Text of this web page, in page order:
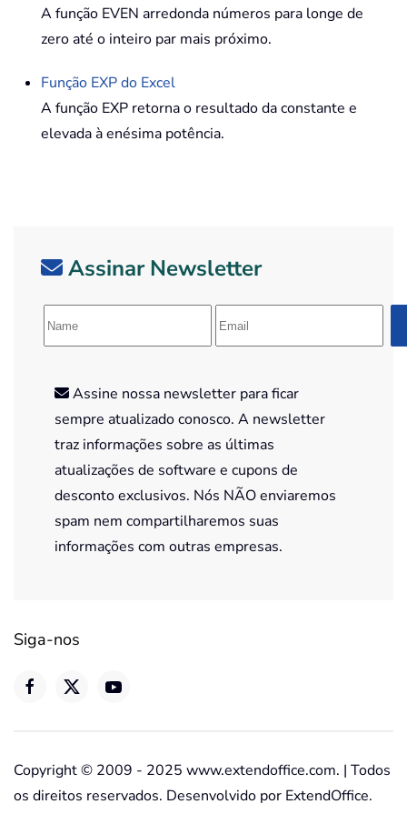
A função EVEN arredonda números para longe de
zero até o inteiro par mais próximo.
Função EXPdo Excel
A função EXP retorna o resultado da constante e
elevada à enésima potência.
Assinar Newsletter
Assine nossa newsletter para ficar
sempre atualizado conosco. A newsletter
traz informações sobre as últimas
atualizações de software e cupons de
desconto exclusivos. Nós NÃO enviaremos
spam nem compartilharemos suas
informações com outras empresas.
Siga-nos
Copyright © 2009 - 2025 www.extendoffice.com. | Todos
os direitos reservados. Desenvolvido por ExtendOffice.